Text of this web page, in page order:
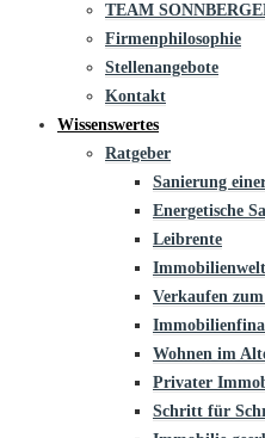
TEAM
Firmenphilosophie
Stellenangebote
Kontakt
Wissenswertes
Ratgeber
Sanierung
Energetische
Leibrente
Verkaufen
Wohnen im
Privater
Schritt für